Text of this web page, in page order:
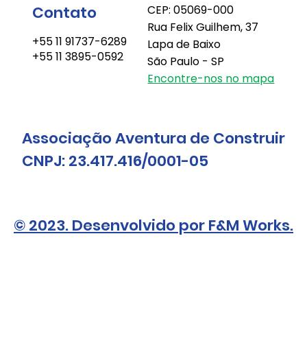
Contato
+55 11 91737-6289
+55 11 3895-0592
CEP: 05069-000
Rua Felix Guilhem, 37
Lapa de Baixo
São Paulo - SP
Encontre-nos no mapa
© 2023. Desenvolvido por F&M Works.
Associação Aventura de Construir
CNPJ: 23.417.416/0001-05